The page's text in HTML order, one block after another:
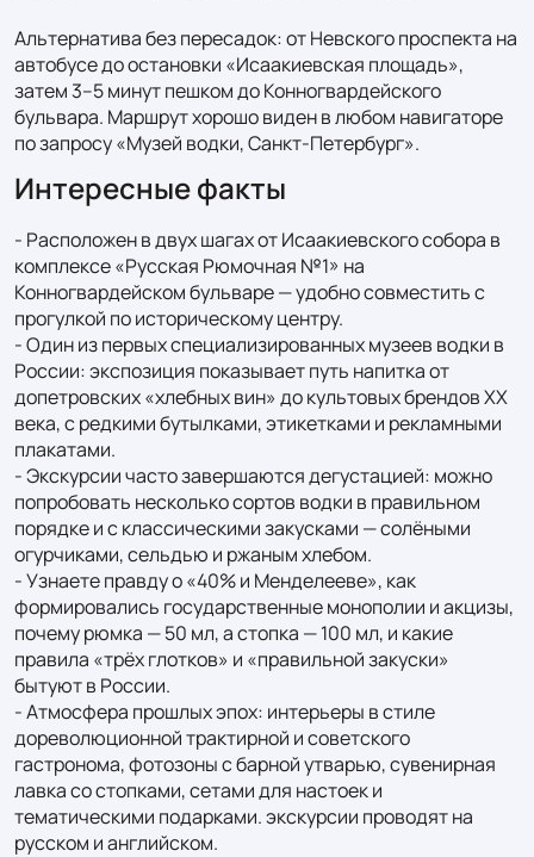
Альтернатива без пересадок: от Невского проспекта на
автобусе до остановки «Исаакиевская площадь»,
затем 3–5 минут пешком до Конногвардейского
бульвара. Маршрут хорошо виден в любом навигаторе
по запросу «Музей водки, Санкт‑Петербург».
Интересные факты
- Расположен в двух шагах от Исаакиевского собора в
комплексе «Русская Рюмочная №1» на
Конногвардейском бульваре — удобно совместить с
прогулкой по историческому центру.
- Один из первых специализированных музеев водки в
России: экспозиция показывает путь напитка от
допетровских «хлебных вин» до культовых брендов XX
века, с редкими бутылками, этикетками и рекламными
плакатами.
- Экскурсии часто завершаются дегустацией: можно
попробовать несколько сортов водки в правильном
порядке и с классическими закусками — солёными
огурчиками, сельдью и ржаным хлебом.
- Узнаете правду о «40% и Менделееве», как
формировались государственные монополии и акцизы,
почему рюмка — 50 мл, а стопка — 100 мл, и какие
правила «трёх глотков» и «правильной закуски»
бытуют в России.
- Атмосфера прошлых эпох: интерьеры в стиле
дореволюционной трактирной и советского
гастронома, фотозоны с барной утварью, сувенирная
лавка со стопками, сетами для настоек и
тематическими подарками. экскурсии проводят на
русском и английском.